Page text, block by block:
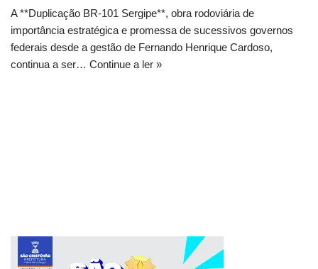
A **Duplicação BR-101 Sergipe**, obra rodoviária de
importância estratégica e promessa de sucessivos governos
federais desde a gestão de Fernando Henrique Cardoso,
continua a ser… Continue a ler »